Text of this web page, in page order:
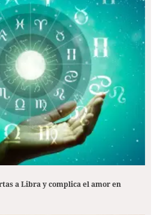
a Libra y complica el amor en